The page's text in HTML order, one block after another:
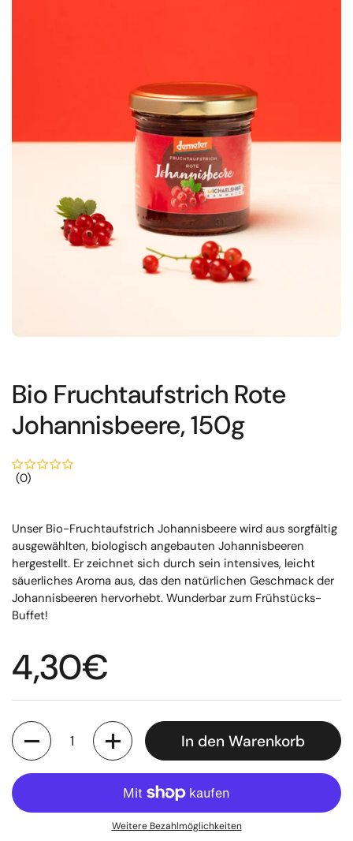
Bio Fruchtaufstrich Rote
Johannisbeere, 150g
(0)
Unser Bio-Fruchtaufstrich Johannisbeere wird aus sorgfältig
ausgewählten, biologisch angebauten Johannisbeeren
hergestellt. Er zeichnet sich durch sein intensives, leicht
säuerliches Aroma aus, das den natürlichen Geschmack der
Johannisbeeren hervorhebt. Wunderbar zum Frühstücks-
Buffet!
Regulärer Preis
4,30€
Anzahl
In den Warenkorb
Weitere Bezahlmöglichkeiten